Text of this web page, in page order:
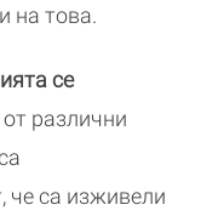
на това.
се
различни
че са изживели